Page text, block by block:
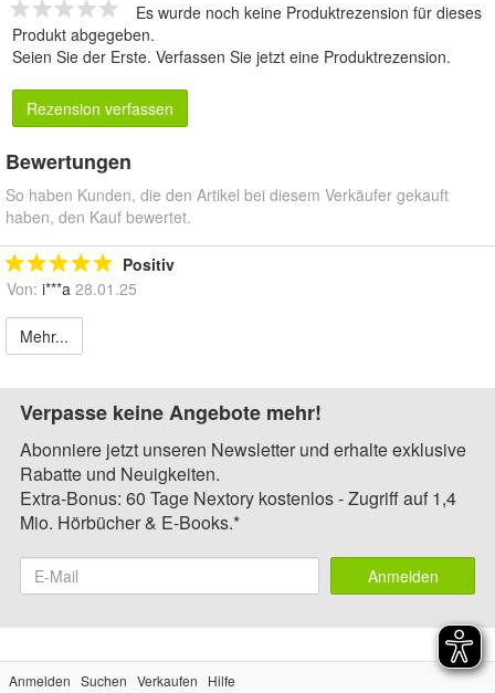
Es wurde noch keine Produktrezension für dieses
Produkt abgegeben.
Seien Sie der Erste. Verfassen Sie jetzt eine Produktrezension.
Rezension verfassen
Bewertungen
So haben Kunden, die den Artikel bei diesem Verkäufer gekauft
haben, den Kauf bewertet.
Positiv
Von: i***a 28.01.25
Mehr...
Verpasse keine Angebote mehr!
Abonniere jetzt unseren Newsletter und erhalte exklusive
Rabatte und Neuigkeiten.
Extra-Bonus: 60 Tage Nextory kostenlos - Zugriff auf 1,4
Mio. Hörbücher & E-Books.*
Anmelden
Anmelden Suchen Verkaufen
Hilfe